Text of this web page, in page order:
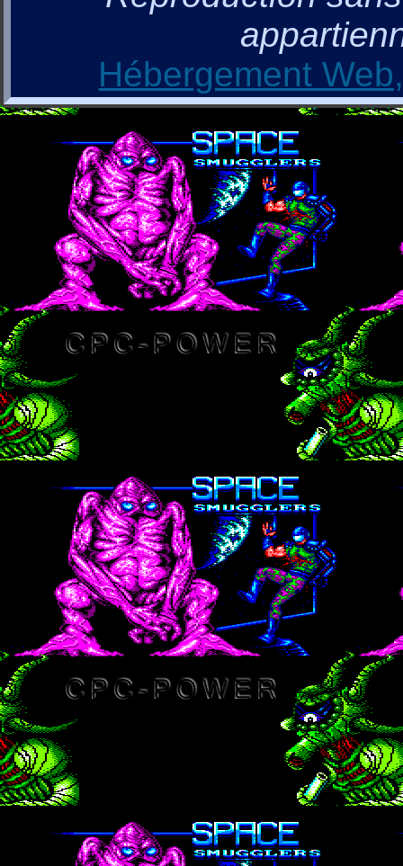
Hébergement